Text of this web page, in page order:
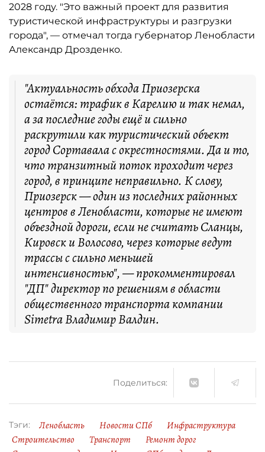
2028 году. "Это важный проект для развития
туристической инфраструктуры и разгрузки
города", — отмечал тогда губернатор Ленобласти
Александр Дрозденко.
"Актуальность обхода Приозерска
остаётся: трафик в Карелию и так немал,
а за последние годы ещё и сильно
раскрутили как туристический объект
город Сортавала с окрестностями. Да и то,
что транзитный поток проходит через
город, в принципе неправильно. К слову,
Приозерск — один из последних районных
центров в Ленобласти, которые не имеют
объездной дороги, если не считать Сланцы,
Кировск и Волосово, через которые ведут
трассы с сильно меньшей
интенсивностью", — прокомментировал
"ДП" директор по решениям в области
общественного транспорта компании
Simetra Владимир Валдин.
Поделиться:
Тэги: Ленобласть Новости СПб
Инфраструктура
Строительство
Транспорт
Ремонт дорог